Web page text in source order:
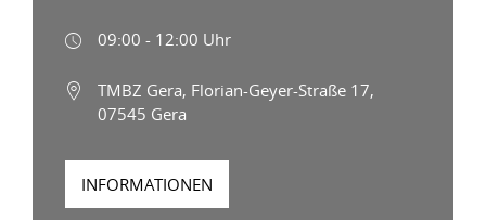
09:00 - 12:00 Uhr
TMBZ Gera, Florian-Geyer-Straße 17,
07545 Gera
INFORMATIONEN